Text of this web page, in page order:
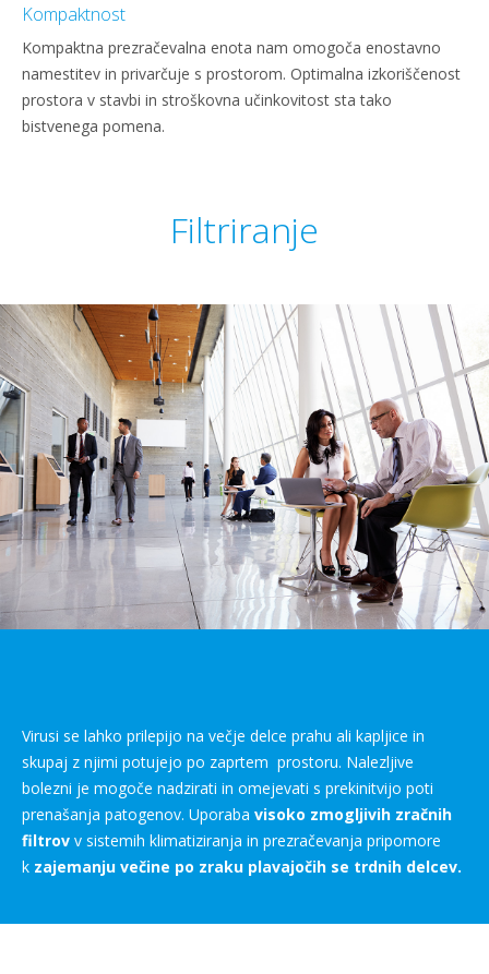
Kompaktnost
Kompaktna prezračevalna enota nam omogoča enostavno
namestitev in privarčuje s prostorom. Optimalna izkoriščenost
prostora v stavbi in stroškovna učinkovitost sta tako
bistvenega pomena.
Filtriranje
Virusi se lahko prilepijo na večje delce prahu ali kapljice in
skupaj z njimi potujejo po zaprtem prostoru. Nalezljive
bolezni je mogoče nadzirati in omejevati s prekinitvijo poti
prenašanja patogenov. Uporaba visoko zmogljivih zračnih
filtrov v sistemih klimatiziranja in prezračevanja pripomore
k zajemanju večine po zraku plavajočih se trdnih delcev.